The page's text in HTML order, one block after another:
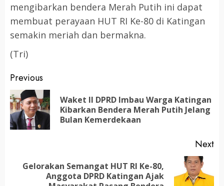
mengibarkan bendera Merah Putih ini dapat
membuat perayaan HUT RI Ke-80 di Katingan
semakin meriah dan bermakna.
(Tri)
Post
navigation
Previous
Waket II DPRD Imbau Warga Katingan
Kibarkan Bendera Merah Putih Jelang
Bulan Kemerdekaan
Next
Next
Gelorakan Semangat HUT RI Ke-80,
Anggota DPRD Katingan Ajak